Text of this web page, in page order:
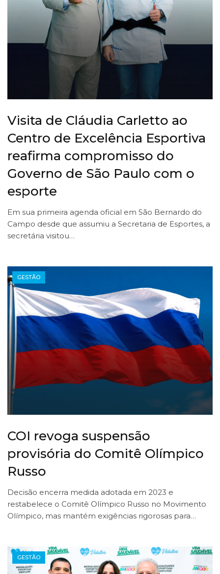
Visita de Cláudia Carletto ao
Centro de Excelência Esportiva
reafirma compromisso do
Governo de São Paulo com o
esporte
Em sua primeira agenda oficial em São Bernardo do
Campo desde que assumiu a Secretaria de Esportes, a
secretária visitou…
GESTÃO
COI revoga suspensão
provisória do Comitê Olímpico
Russo
Decisão encerra medida adotada em 2023 e
restabelece o Comitê Olímpico Russo no Movimento
Olímpico, mas mantém exigências rigorosas para…
GESTÃO